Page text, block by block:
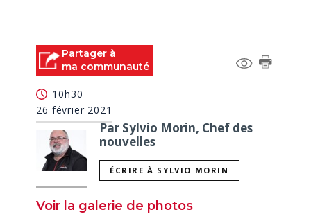
Partager à
ma communauté
10h30
26 février 2021
Par Sylvio Morin, Chef des
nouvelles
ÉCRIRE À SYLVIO MORIN
Voir la galerie de photos